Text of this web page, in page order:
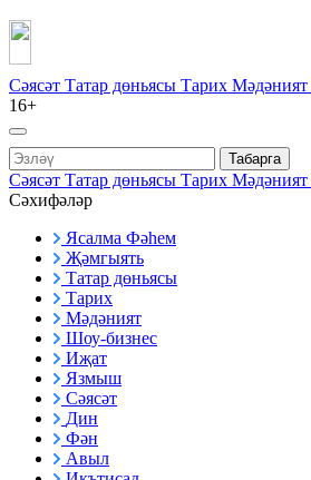
Сәясәт Татар дөньясы Тарих Мәдәният
16+
Табарга
Сәясәт Татар дөньясы Тарих Мәдәният
Сәхифәләр
Ясалма Фәһем
Җәмгыять
Татар дөньясы
Тарих
Мәдәният
Шоу-бизнес
Иҗат
Язмыш
Сәясәт
Дин
Фән
Авыл